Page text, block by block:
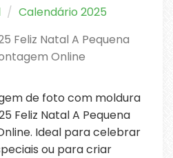
Calendário 2025
Feliz Natal A Pequena
Online
de foto com moldura
Feliz Natal A Pequena
Ideal para celebrar
ou para criar